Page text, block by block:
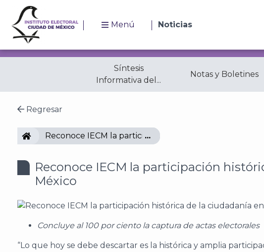
Menú Noticias
Síntesis
Informativa del...
Notas y Boletines
Regresar
IECMReconoce IECM la participación histórica de la
Reconoce IECM la participación
México
Concluye al 100 por ciento la captura de actas electorales
“Lo que hoy se debe descartar es la histórica y amplia